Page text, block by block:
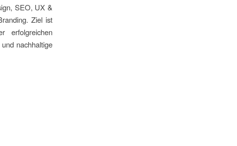
SEO, UX &
Ziel ist
erfolgreichen
nachhaltige